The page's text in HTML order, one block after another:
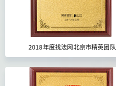
2018年度找法网北京市精英团队